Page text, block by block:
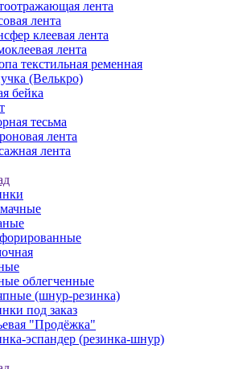
лента
лента
клеевая лента
лента
текстильная ременная
(Велькро)
бейка
тесьма
лента
лента
облегченные
(шнур-резинка)
под заказ
"Продёжка"
эспандер (резинка-шнур)